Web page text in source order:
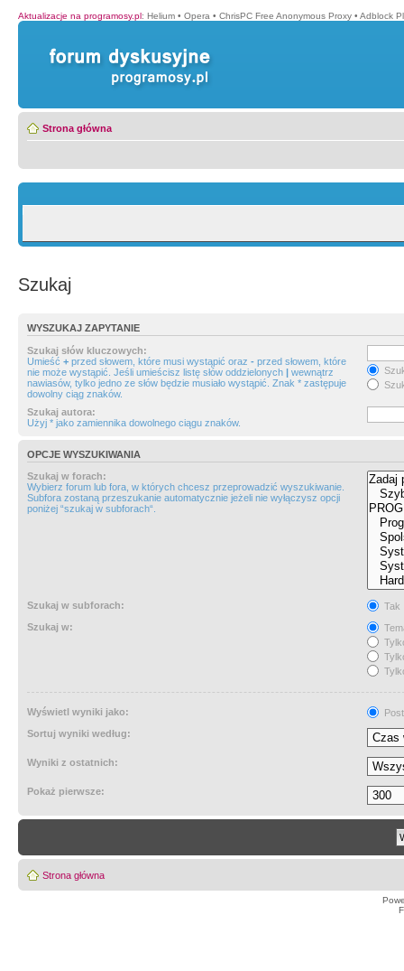
Aktualizacje na programosy.pl: Helium • Opera • ChrisPC Free Anonymous Proxy • Adblock
Strona główna
Szukaj
WYSZUKAJ ZAPYTANIE
Szukaj słów kluczowych:
Umieść + przed słowem, które musi wystąpić oraz - przed słowem, które
nie może wystąpić. Jeśli umieścisz listę słów oddzielonych | wewnątrz
nawiasów, tylko jedno ze słów będzie musiało wystąpić. Znak * zastępuje
dowolny ciąg znaków.
Szukaj autora:
Użyj * jako zamiennika dowolnego ciągu znaków.
OPCJE WYSZUKIWANIA
Szukaj w forach:
Wybierz forum lub fora, w których chcesz przeprowadzić wyszukiwanie.
Subfora zostaną przeszukanie automatycznie jeżeli nie wyłączysz opcji
poniżej “szukaj w subforach“.
Szukaj w subforach:
Tak
Szukaj w:
Wyświetl wyniki jako:
Sortuj wyniki według:
Wyniki z ostatnich:
Pokaż pierwsze:
Strona główna